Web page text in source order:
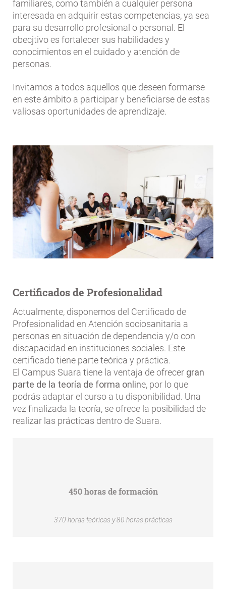
familiares, como también a cualquier persona
interesada en adquirir estas competencias, ya sea
para su desarrollo profesional o personal. El
obecjtivo es fortalecer sus habilidades y
conocimientos en el cuidado y atención de
personas.
Invitamos a todos aquellos que deseen formarse
en este ámbito a participar y beneficiarse de estas
valiosas oportunidades de aprendizaje.
Certificados de Profesionalidad
Actualmente, disponemos del Certificado de
Profesionalidad en Atención sociosanitaria a
personas en situación de dependencia y/o con
discapacidad en instituciones sociales. Este
certificado tiene parte teórica y práctica.
El Campus Suara tiene la ventaja de ofrecer gran
parte de la teoría de forma online, por lo que
podrás adaptar el curso a tu disponibilidad. Una
vez finalizada la teoría, se ofrece la posibilidad de
realizar las prácticas dentro de Suara.
450 horas de formación
370 horas teóricas y 80 horas prácticas